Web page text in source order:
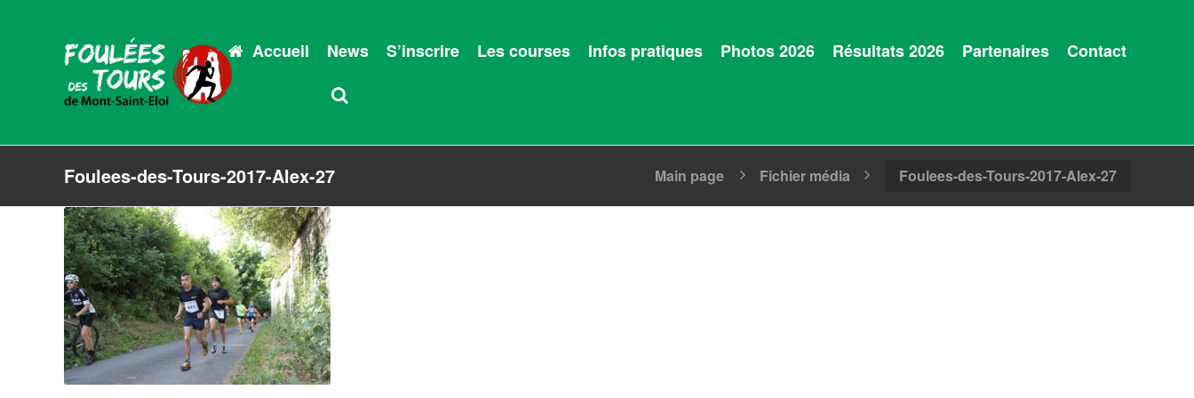
Accueil News S’inscrire Les courses Infos pratiques Photos 2026 Résultats 2026 Partenaires Contact
Foulees-des-Tours-2017-Alex-27 Main page Fichier média Foulees-des-Tours-2017-Alex-27